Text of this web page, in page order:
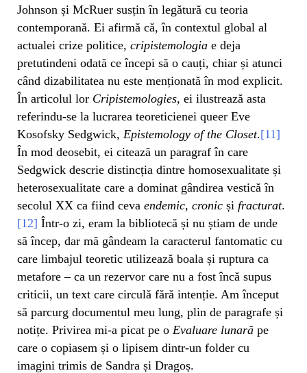
Johnson și McRuer susțin în legătură cu teoria
contemporană. Ei afirmă că, în contextul global al
actualei crize politice, cripistemologia e deja
pretutindeni odată ce începi să o cauți, chiar și atunci
când dizabilitatea nu este menționată în mod explicit.
În articolul lor Cripistemologies, ei ilustrează asta
referindu-se la lucrarea teoreticienei queer Eve
Kosofsky Sedgwick, Epistemology of the Closet.[11]
În mod deosebit, ei citează un paragraf în care
Sedgwick descrie distincția dintre homosexualitate și
heterosexualitate care a dominat gândirea vestică în
secolul XX ca fiind ceva endemic, cronic și fracturat.
[12] Într-o zi, eram la bibliotecă și nu știam de unde
să încep, dar mă gândeam la caracterul fantomatic cu
care limbajul teoretic utilizează boala și ruptura ca
metafore – ca un rezervor care nu a fost încă supus
criticii, un text care circulă fără intenție. Am început
să parcurg documentul meu lung, plin de paragrafe și
notițe. Privirea mi-a picat pe o Evaluare lunară pe
care o copiasem și o lipisem dintr-un folder cu
imagini trimis de Sandra și Dragoș.